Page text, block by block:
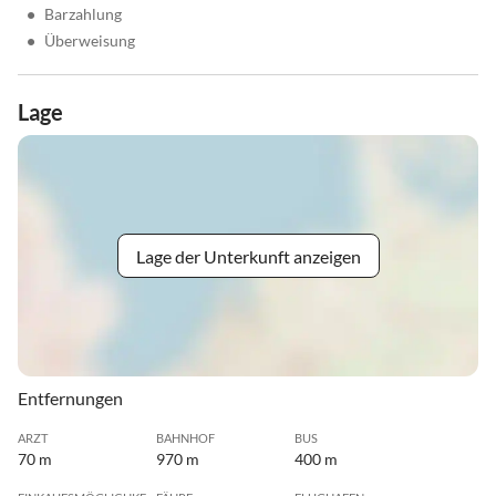
• Barzahlung
• Überweisung
Lage
Lage der Unterkunft anzeigen
Entfernungen
ARZT
70 m
BAHNHOF
970 m
BUS
400 m